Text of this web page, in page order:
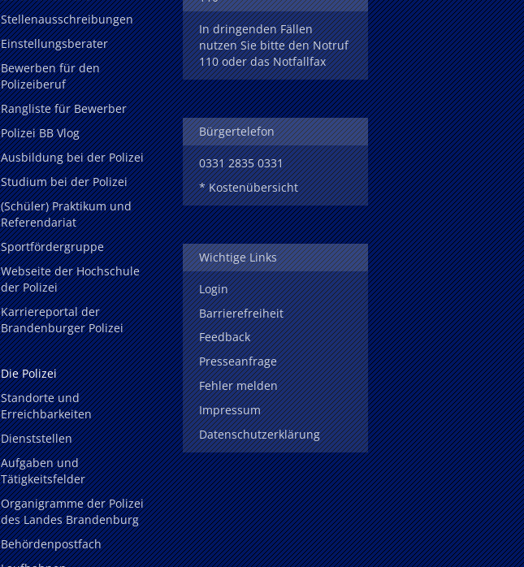
Stellenausschreibungen
Einstellungsberater
Bewerben für den
Polizeiberuf
Rangliste für Bewerber
Polizei BB Vlog
Ausbildung bei der Polizei
Studium bei der Polizei
(Schüler) Praktikum und
Referendariat
Sportfördergruppe
Webseite der Hochschule
der Polizei
Karriereportal der
Brandenburger Polizei
Die Polizei
Standorte und
Erreichbarkeiten
Dienststellen
Aufgaben und
Tätigkeitsfelder
Organigramme der Polizei
des Landes Brandenburg
Behördenpostfach
In dringenden Fällen
nutzen Sie bitte den Notruf
110 oder das Notfallfax
Bürgertelefon
0331 2835 0331
* Kostenübersicht
Wichtige Links
Login
Barrierefreiheit
Feedback
Presseanfrage
Fehler melden
Impressum
Datenschutzerklärung